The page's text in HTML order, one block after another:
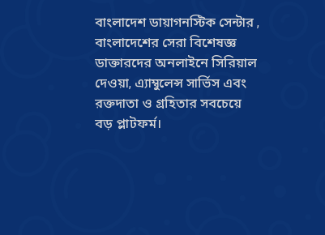
বাংলাদেশ ডায়াগনস্টিক সেন্টার ,
বাংলাদেশের সেরা বিশেষজ্ঞ
ডাক্তারদের অনলাইনে সিরিয়াল
দেওয়া, এ্যাম্বুলেন্স সার্ভিস এবং
রক্তদাতা ও গ্রহিতার সবচেয়ে
বড় প্লাটফর্ম।